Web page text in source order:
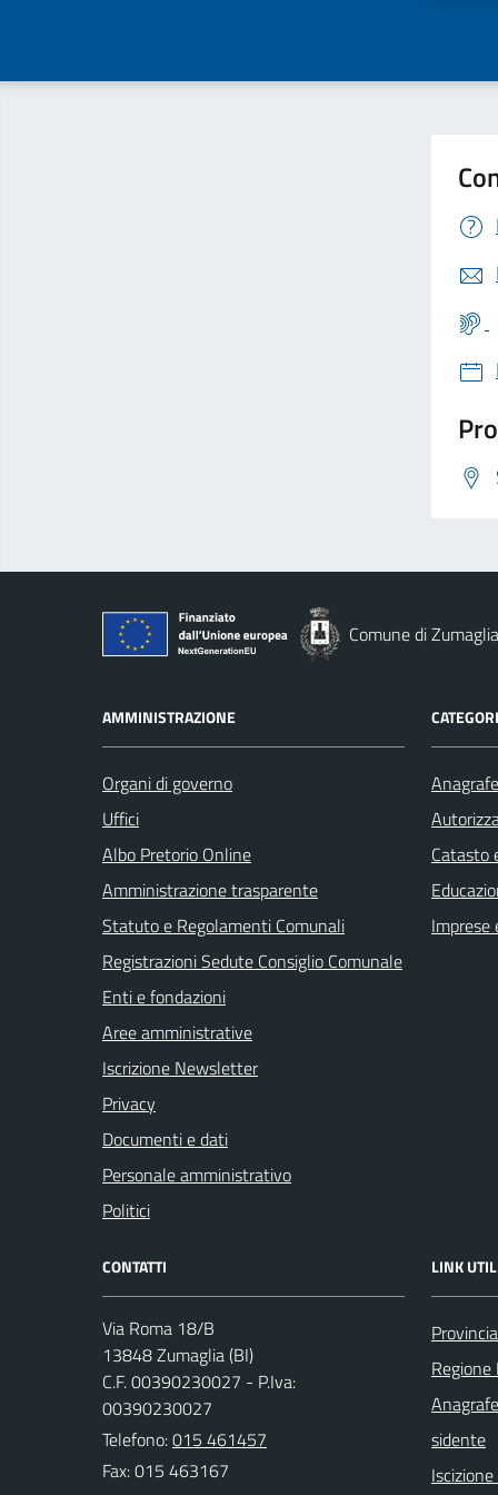
Comune di Zumaglia
AMMINISTRAZIONE
Organi di governo
Uffici
Albo Pretorio Online
Amministrazione trasparente
Statuto e Regolamenti Comunali
Registrazioni Sedute Consiglio Comunale
Enti e fondazioni
Aree amministrative
Iscrizione Newsletter
Privacy
Documenti e dati
Personale amministrativo
Politici
Catasto
Imprese
CONTATTI
Via Roma 18/B
13848 Zumaglia (BI)
C.F. 00390230027 - P.Iva:
00390230027
Telefono:015 461457
Fax: 015 463167
LINK
sidente